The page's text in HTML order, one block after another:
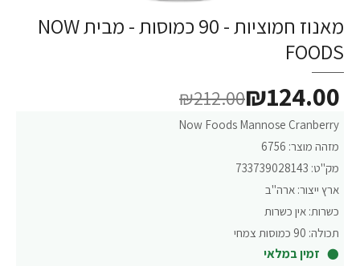
מאנוז חמוציות - 90 כמוסות - מבית NOW
FOODS
Now Foods Mannose Cranberry
מזהה מוצר: 6756
מק"ט: 733739028143
ארץ ייצור: ארה"ב
כשרות: אין כשרות
תכולה: 90 כמוסות צמחי
זמין במלאי
₪124.00
₪212.00